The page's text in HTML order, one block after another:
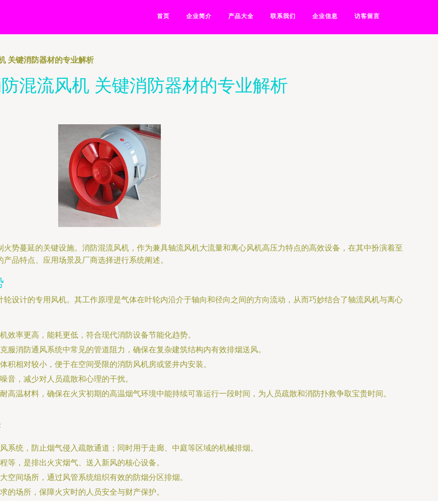
首页 企业简介 产品大全 联系我们 企业信息 访客留言
关键消防器材的专业解析
混流风机 关键消防器材的专业解析
势蔓延的关键设施。消防混流风机，作为兼具轴流风机大流量和离心风机高压力特点的高效设备，在其中扮演着至
品特点、应用场景及厂商选择进行系统阐述。
设计的专用风机。其工作原理是气体在叶轮内沿介于轴向和径向之间的方向流动，从而巧妙结合了轴流风机与离心
效率更高，能耗更低，符合现代消防设备节能化趋势。
服消防通风系统中常见的管道阻力，确保在复杂建筑结构内有效排烟送风。
积相对较小，便于在空间受限的消防风机房或竖井内安装。
音，减少对人员疏散和心理的干扰。
高温材料，确保在火灾初期的高温烟气环境中能持续可靠运行一段时间，为人员疏散和消防扑救争取宝贵时间。
系统，防止烟气侵入疏散通道；同时用于走廊、中庭等区域的机械排烟。
等，是排出火灾烟气、送入新风的核心设备。
空间场所，通过风管系统组织有效的防烟分区排烟。
的场所，保障火灾时的人员安全与财产保护。